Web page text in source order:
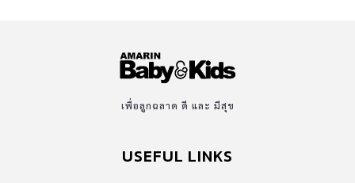
เพื่อลูกฉลาด ดี และ มีสุข
USEFUL LINKS